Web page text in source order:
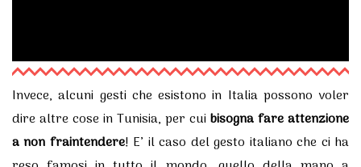
Invece, alcuni gesti che esistono in Italia possono voler
dire altre cose in Tunisia, per cui bisogna fare attenzione
a non fraintendere! E’ il caso del gesto italiano che ci ha